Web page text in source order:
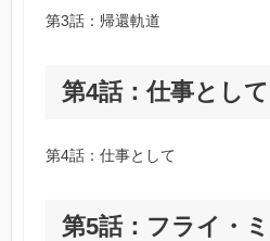
第3話：帰還軌道
第4話：仕事として
第4話：仕事として
第5話：フライ・